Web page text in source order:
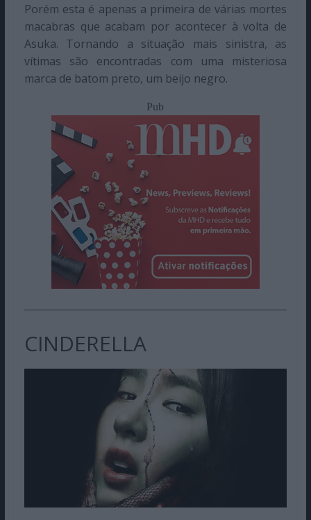
Porém esta é apenas a primeira de várias mortes
macabras que acabam por acontecer à volta de
Asuka. Tornando a situação mais sinistra, as
vítimas são encontradas com uma misteriosa
marca de batom preto, um beijo negro.
Pub
CINDERELLA